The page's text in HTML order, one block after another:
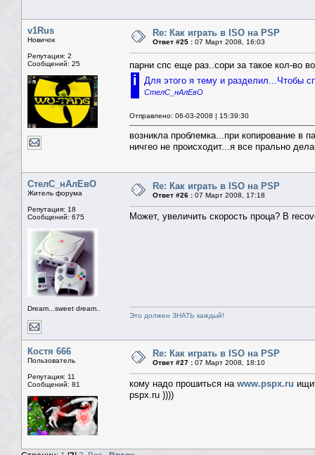
v1Rus
Новичок
Репутация: 2
Сообщений: 25
Re: Как играть в ISO на PSP
Ответ #25 : 07 Март 2008, 16:03
парни спс еще раз..сори за такое кол-во
i Для этого я тему и разделил...Чтобы
СтелС_нАлЕвО
Отправлено: 06-03-2008 | 15:39:30
возникла проблемка...при копирование в
ничгео не происходит...я все прально
СтелС_нАлЕвО
Житель форума
Репутация: 18
Сообщений: 675
Dream...sweet dream..
Re: Как играть в ISO на PSP
Ответ #26 : 07 Март 2008, 17:18
Может, увеличить скорость проца? В
Это должен ЗНАТЬ каждый!
Костя 666
Пользователь
Репутация: 11
Сообщений: 81
Re: Как играть в ISO на PSP
Ответ #27 : 07 Март 2008, 18:10
кому надо прошиться на www.pspx.ru
pspx.ru ))))